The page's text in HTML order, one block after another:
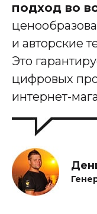
подход во
и авторские
Это
цифровых
интернет-